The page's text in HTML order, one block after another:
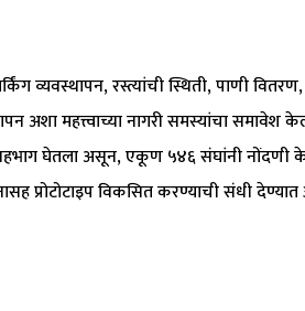
व्यवस्थापन, रस्त्यांची स्थिती, पाणी
अशा महत्त्वाच्या नागरी समस्यांचा समावेश
सहभाग घेतला असून, एकूण ५४६ संघांनी नोंदणी
प्रोटोटाइप विकसित करण्याची संधी